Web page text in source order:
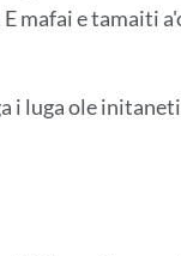
e tamaiti
i luga ole initaneti